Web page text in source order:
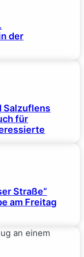
der
Salzuflens
für
Straße“
am Freitag